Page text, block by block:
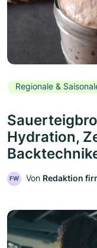
Regionale &
Hydration,
FW Von Redaktion